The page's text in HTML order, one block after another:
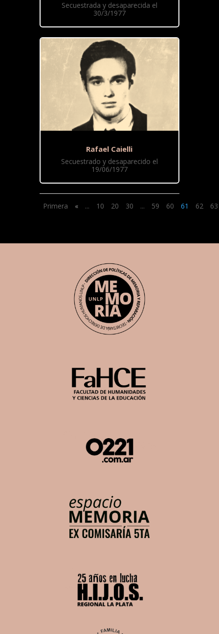
Secuestrada y desaparecida el
30/3/1977
Rafael Caielli
Secuestrado y desaparecido el
19/06/1977
Primera « ... 10 20 30 ... 59 60 61 62 63